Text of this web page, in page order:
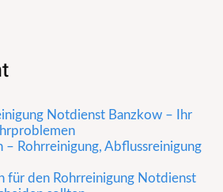
Notdienst Banzkow – Ihr
– Rohrreinigung, Abflussreinigung
für den Rohrreinigung Notdienst